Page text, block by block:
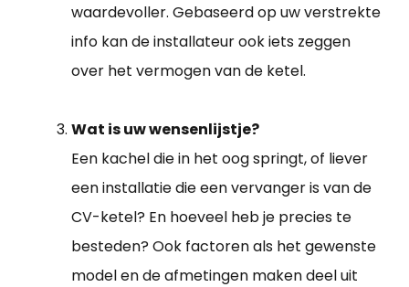
waardevoller. Gebaseerd op uw verstrekte
info kan de installateur ook iets zeggen
over het vermogen van de ketel.
Wat is uw wensenlijstje?
Een kachel die in het oog springt, of liever
een installatie die een vervanger is van de
CV-ketel? En hoeveel heb je precies te
besteden? Ook factoren als het gewenste
model en de afmetingen maken deel uit